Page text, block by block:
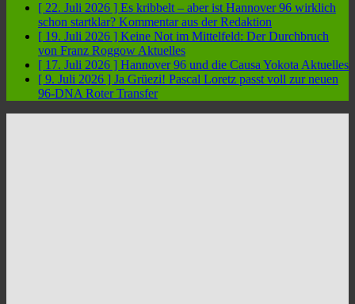
[ 22. Juli 2026 ] Es kribbelt – aber ist Hannover 96 wirklich
schon startklar? Kommentar aus der Redaktion
[ 19. Juli 2026 ] Keine Not im Mittelfeld: Der Durchbruch
von Franz Roggow Aktuelles
[ 17. Juli 2026 ] Hannover 96 und die Causa Yokota Aktuelles
[ 9. Juli 2026 ] Ja Grüezi! Pascal Loretz passt voll zur neuen
96-DNA Roter Transfer